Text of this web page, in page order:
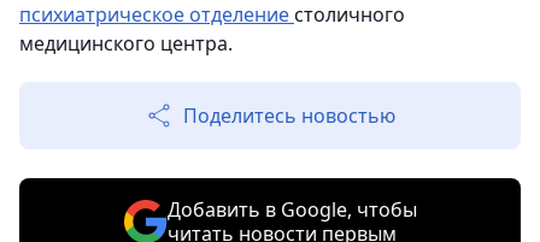
психиатрическое отделениестоличного
медицинского центра.
Поделитесь новостью
Добавить в Google, чтобы
читать новости первым